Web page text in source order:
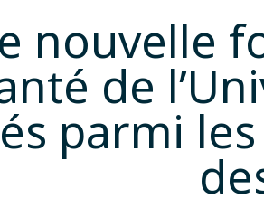
nouvelle
de
parmi